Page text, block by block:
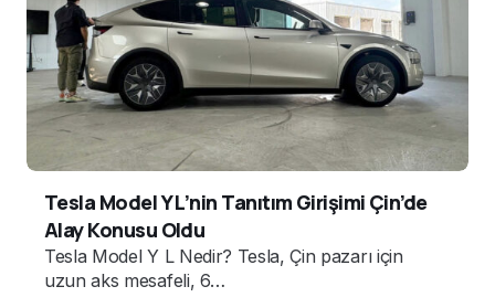
Tesla Model Y L’nin Tanıtım Girişimi Çin’de
Alay Konusu Oldu
Tesla Model Y L Nedir? Tesla, Çin pazarı için
uzun aks mesafeli, 6…